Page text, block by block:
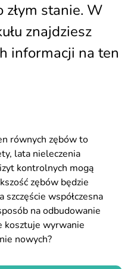
złym stanie. W
znajdziesz
informacji na ten
równych zębów to
lata nieleczenia
kontrolnych mogą
zębów będzie
szczęście współczesna
na odbudowanie
kosztuje wyrwanie
nowych?